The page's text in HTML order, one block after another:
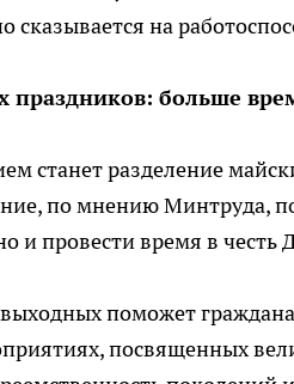
сказывается на
праздников: больше
станет разделение
по мнению Минтруда,
и провести время в честь
поможет
посвященных